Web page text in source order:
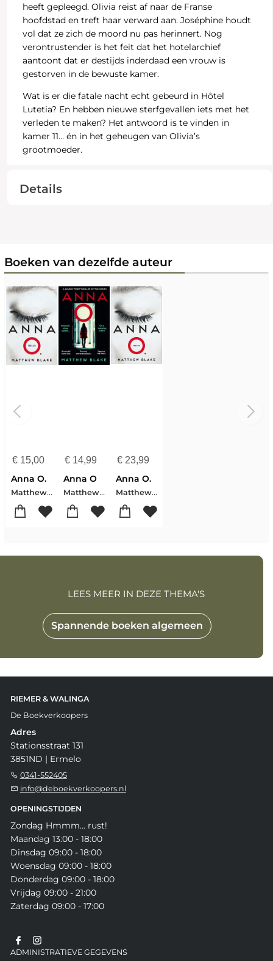
heeft gepleegd. Olivia reist af naar de Franse
hoofdstad en treft haar verward aan. Joséphine houdt
vol dat ze zich de moord nu pas herinnert. Nog
verontrustender is het feit dat het hotelarchief
aantoont dat er destijds inderdaad een vrouw is
gestorven in de bewuste kamer.
Wat is er die fatale nacht echt gebeurd in Hôtel
Lutetia? En hebben nieuwe sterfgevallen iets met het
verleden te maken? Het antwoord is te vinden in
kamer 11… én in het geheugen van Olivia’s
grootmoeder.
Details
Boeken van dezelfde auteur
€15,00
Anna O.
Matthew Blake
€14,99
Anna O
Matthew Blake
€ 23,99
Anna O.
Matthew Blake
Spannende boeken algemeen
LEES MEER IN DEZE THEMA'S
RIEMER & WALINGA
De Boekverkoopers
Adres
Stationsstraat 131
3851ND | Ermelo
0341-552405
info@deboekverkoopers.nl
OPENINGSTIJDEN
Zondag Hmmm... rust!
Maandag 13:00 - 18:00
Dinsdag 09:00 - 18:00
Woensdag 09:00 - 18:00
Donderdag 09:00 - 18:00
Vrijdag 09:00 - 21:00
Zaterdag 09:00 - 17:00
ADMINISTRATIEVE GEGEVENS